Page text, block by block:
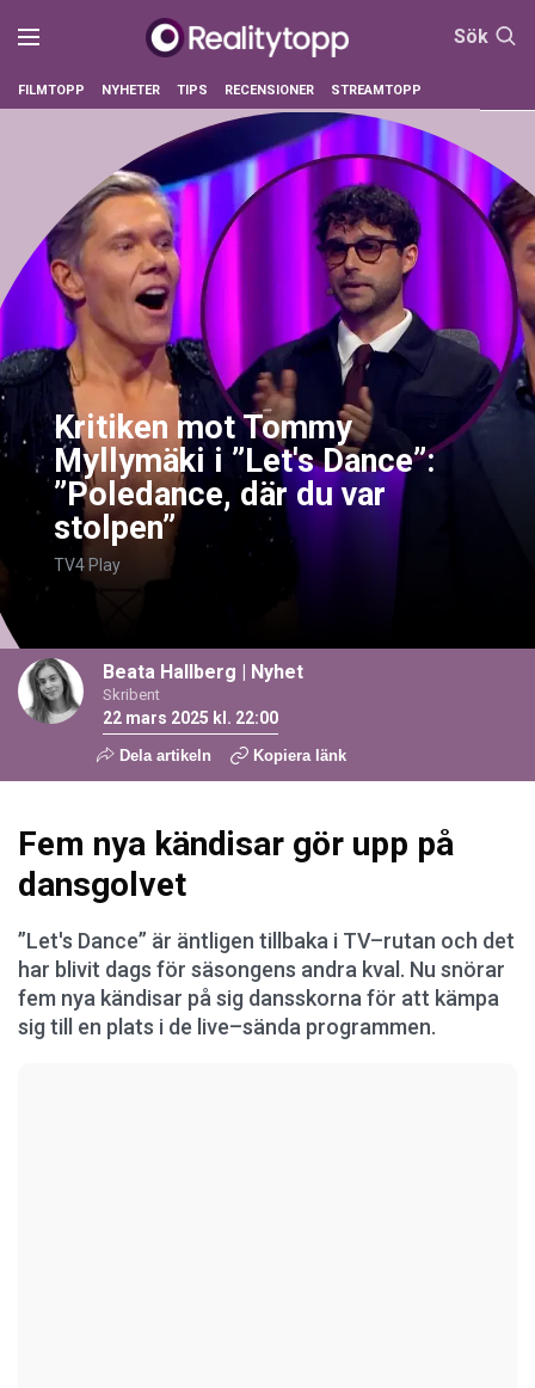
Sök
FILMTOPP NYHETER TIPS RECENSIONER STREAMTOPP
Kritiken mot Tommy
Myllymäki i ”Let's Dance”:
”Poledance, där du var
stolpen”
TV4 Play
Beata Hallberg | Nyhet
Skribent
22 mars 2025 kl. 22:00
Dela artikeln Kopiera länk
Fem nya kändisar gör upp på
dansgolvet
”Let's Dance” är äntligen tillbaka i TV–rutan och det
har blivit dags för säsongens andra kval. Nu snörar
fem nya kändisar på sig dansskorna för att kämpa
sig till en plats i de live–sända programmen.